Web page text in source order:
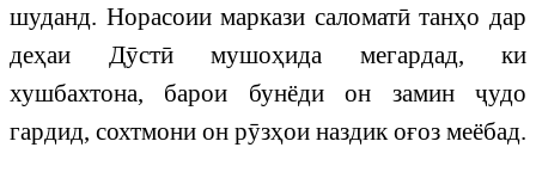
шуданд. Норасоии маркази саломатӣ танҳо дар
деҳаи Дӯстӣ мушоҳида мегардад, ки
хушбахтона, барои бунёди он замин ҷудо
гардид, сохтмони он рӯзҳои наздик оғоз меёбад.